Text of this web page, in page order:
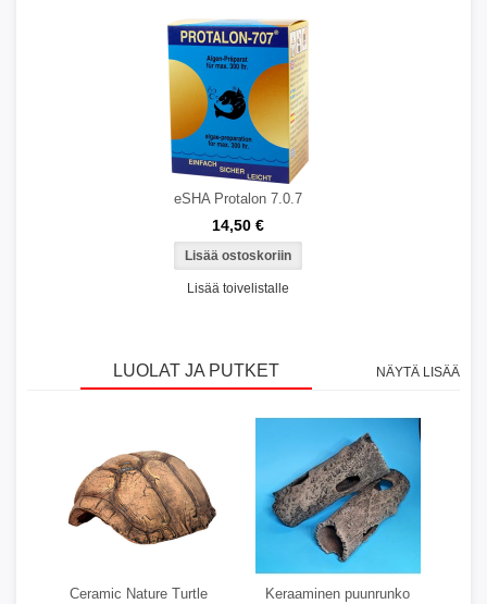
eSHA Protalon 7.0.7
14,50 €
Lisää toivelistalle
LUOLAT JA PUTKET NÄYTÄ LISÄÄ
Ceramic Nature Turtle
Keraaminen puunrunko